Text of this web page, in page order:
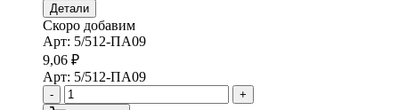
Детали
Скоро добавим
Арт: 5/512-ПА09
9,06 ₽
Арт: 5/512-ПА09
-
+